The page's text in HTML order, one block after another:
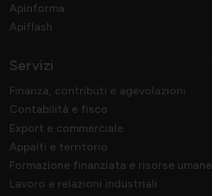
Apinforma
Apiflash
Servizi
Finanza, contributi e agevolazioni
Contabilità e fisco
Export e commerciale
Appalti e territorio
Formazione finanziata e risorse umane
Lavoro e relazioni industriali